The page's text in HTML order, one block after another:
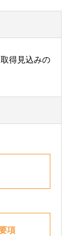
得見込みの
項